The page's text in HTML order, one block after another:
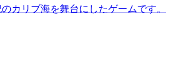
カリブ海を舞台にしたゲームです。